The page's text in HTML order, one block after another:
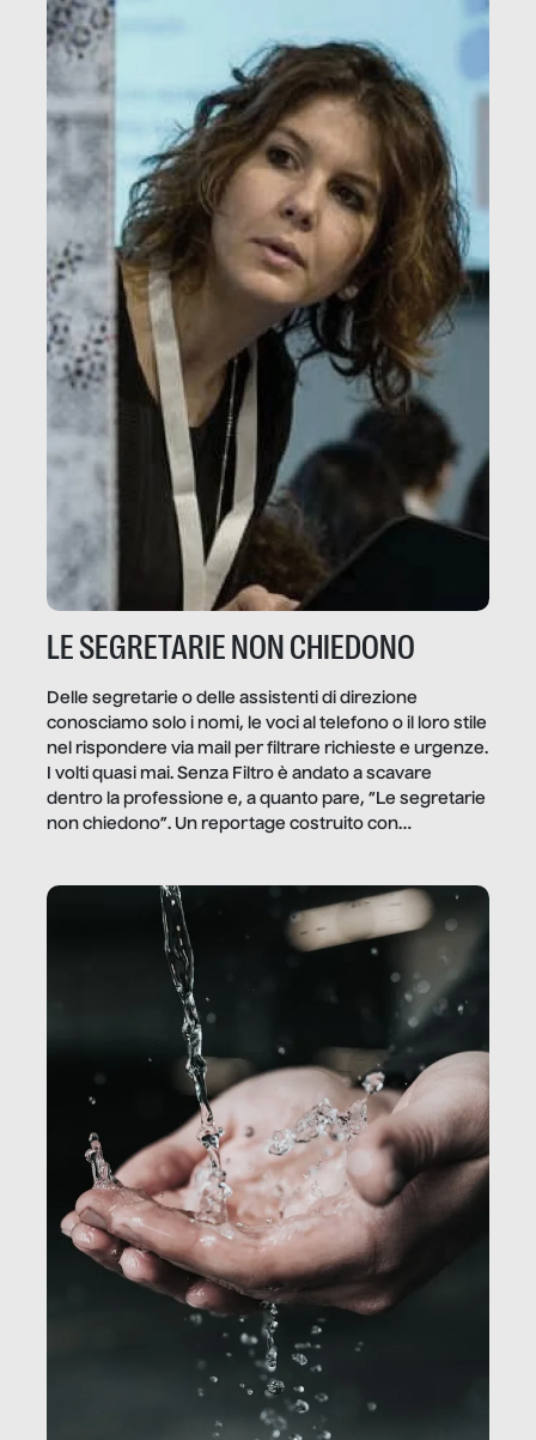
LE SEGRETARIE NON CHIEDONO
Delle segretarie o delle assistenti di direzione
conosciamo solo i nomi, le voci al telefono o il loro stile
nel rispondere via mail per filtrare richieste e urgenze.
I volti quasi mai. Senza Filtro è andato a scavare
dentro la professione e, a quanto pare, “Le segretarie
non chiedono”. Un reportage costruito con